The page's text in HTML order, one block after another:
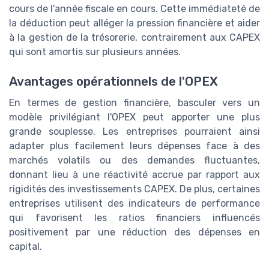
cours de l'année fiscale en cours. Cette immédiateté de
la déduction peut alléger la pression financière et aider
à la gestion de la trésorerie, contrairement aux CAPEX
qui sont amortis sur plusieurs années.
Avantages opérationnels de l'OPEX
En termes de gestion financière, basculer vers un
modèle privilégiant l'OPEX peut apporter une plus
grande souplesse. Les entreprises pourraient ainsi
adapter plus facilement leurs dépenses face à des
marchés volatils ou des demandes fluctuantes,
donnant lieu à une réactivité accrue par rapport aux
rigidités des investissements CAPEX. De plus, certaines
entreprises utilisent des indicateurs de performance
qui favorisent les ratios financiers influencés
positivement par une réduction des dépenses en
capital.